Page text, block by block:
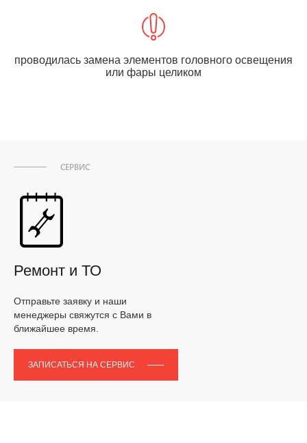
проводилась замена элементов головного освещения
или фары целиком
СЕРВИС
Ремонт и ТО
Отправьте заявку и наши
менеджеры свяжутся с Вами в
ближайшее время.
ЗАПИСАТЬСЯ НА СЕРВИС